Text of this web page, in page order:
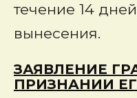
течение 14
вынесения.
ЗАЯВЛЕНИЕ
ПРИЗНАНИИ